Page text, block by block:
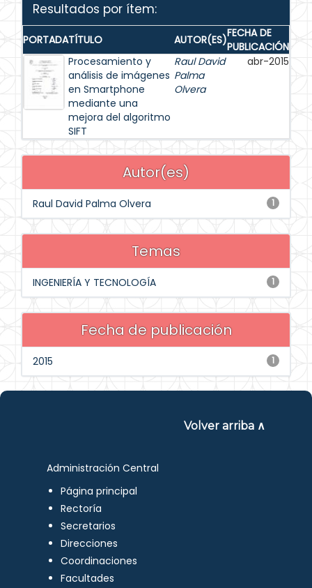
Resultados por ítem:
PORTADATÍTULO AUTOR(ES)FECHA DE
PUBLICACIÓN
Procesamiento y
análisis de imágenes
en Smartphone
mediante una
mejora del algoritmo
SIFT
Raul David
Palma
Olvera
abr-2015
Autor(es)
1
Raul David Palma Olvera
Temas
1
INGENIERÍA Y TECNOLOGÍA
Fecha de publicación
1
2015
Volver arriba ∧
Administración Central
Página principal
Rectoría
Secretarios
Direcciones
Coordinaciones
Facultades